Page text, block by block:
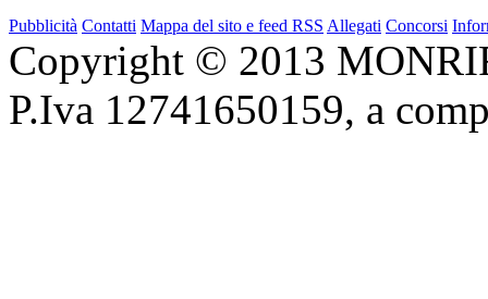
Pubblicità Contatti Mappa del sito e feed RSS Allegati Concorsi
Copyright © 2013
P.Iva 12741650159, a